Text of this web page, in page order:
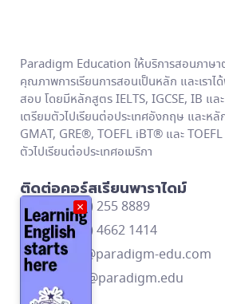
Paradigm Education ให้บริการสอนภาษา
คุณภาพการเรียนการสอนเป็นหลัก และเรา
สอบ โดยมีหลักสูตร IELTS, IGCSE, IB แล
เตรียมตัวไปเรียนต่อประเทศอังกฤษ และหลั
GMAT, GRE®, TOEFL iBT® และ
ตัวไปเรียนต่อประเทศอเมริกา
ติดต่อคอร์สเรียนพาราไดม์
โทร: (662) 255 8889
โทร: (668) 4662 1414
contact@paradigm-edu.com
Line ID: @paradigm.edu
×